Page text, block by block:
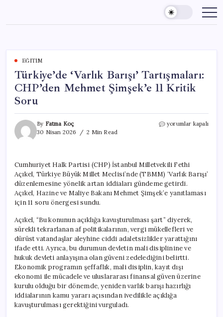
content
EĞITIM
Türkiye’de ‘Varlık Barışı’ Tartışmaları:
CHP’den Mehmet Şimşek’e 11 Kritik
Soru
By Fatma Koç
30 Nisan 2026
2 Min Read
Türkiye’de
Mehmet
Şimşek’e
11
Kritik
Soru
yorumlar kapalı
Cumhuriyet Halk Partisi (CHP) İstanbul Milletvekili Fethi
Açıkel, Türkiye Büyük Millet Meclisi’nde (TBMM) ‘Varlık Barışı’
düzenlemesine yönelik artan iddiaları gündeme getirdi.
Açıkel, Hazine ve Maliye Bakanı Mehmet Şimşek’e yanıtlaması
için 11 soru önergesi sundu.
Açıkel, “Bu konunun açıklığa kavuşturulması şart” diyerek,
sürekli tekrarlanan af politikalarının, vergi mükellefleri ve
dürüst vatandaşlar aleyhine ciddi adaletsizlikler yarattığını
ifade etti. Ayrıca, bu durumun devletin mali disiplinine ve
hukuk devleti anlayışına olan güveni zedelediğini belirtti.
Ekonomik programın şeffaflık, mali disiplin, kayıt dışı
ekonomi ile mücadele ve uluslararası finansal güven üzerine
kurulu olduğu bir dönemde, yeniden varlık barışı hazırlığı
iddialarının kamu yararı açısından ivedilikle açıklığa
kavuşturulması gerektiğini vurguladı.